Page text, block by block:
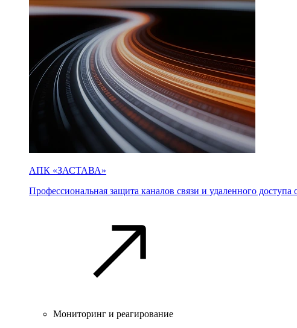
АПК «ЗАСТАВА»
Профессиональная защита каналов связи и удаленного доступа
Мониторинг и реагирование